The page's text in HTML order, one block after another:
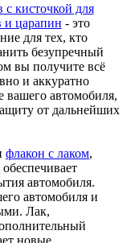
кисточкой для
и царапин - это
для тех, кто
безупречный
вы получите всё
и аккуратно
вашего автомобиля,
от дальнейших
флакон с лаком,
автомобиля.
автомобиля и
Лак,
новые